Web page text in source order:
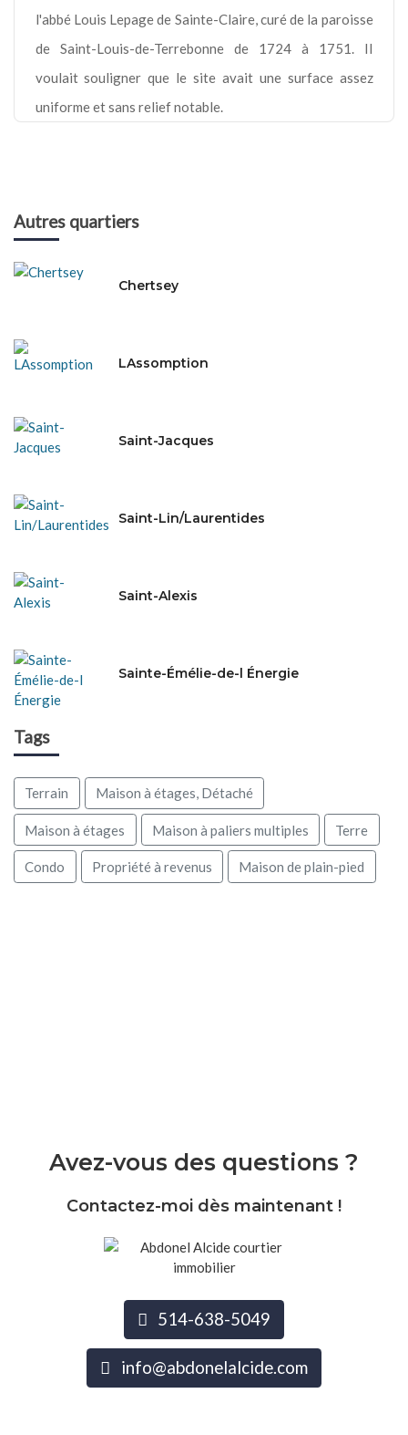
l'abbé Louis Lepage de Sainte-Claire, curé de la paroisse
de Saint-Louis-de-Terrebonne de 1724 à 1751. Il
voulait souligner que le site avait une surface assez
uniforme et sans relief notable.
Autres quartiers
Chertsey
LAssomption
Saint-Jacques
Saint-Lin/Laurentides
Saint-Alexis
Sainte-Émélie-de-l Énergie
Tags
Terrain Maison à étages, Détaché
Maison à étages Maison à paliers multiples Terre
Condo Propriété à revenus Maison de plain-pied
Avez-vous des questions ?
Contactez-moi dès maintenant !
514-638-5049
info@abdonelalcide.com